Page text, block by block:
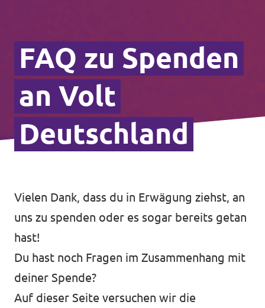
FAQ zu Spenden
an Volt
Deutschland
Vielen Dank, dass du in Erwägung ziehst, an
uns zu spenden oder es sogar bereits getan
hast!
Du hast noch Fragen im Zusammenhang mit
deiner Spende?
Auf dieser Seite versuchen wir die